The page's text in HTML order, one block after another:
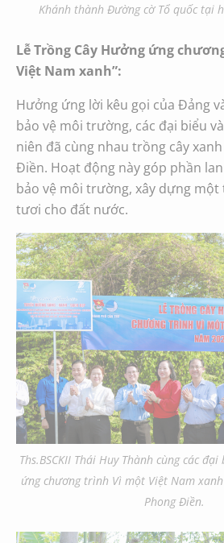
Khánh thành Đường cờ Tổ quốc tại
Lễ Trồng Cây Hưởng ứng
Việt Nam xanh”:
Hưởng ứng lời kêu gọi của Đảng
bảo vệ môi trường, các đại biểu
niên đã cùng nhau trồng cây
Điền. Hoạt động này góp phần
bảo vệ môi trường, xây dựng một
tươi cho đất nước.
Ths.BSCKII Thái Huy Thành cùng các
ứng chương trình Vì một Việt Nam
Phong Điền.